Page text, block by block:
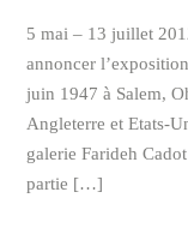
5 mai – 13 juillet
annoncer
juin 1947 à Salem,
Angleterre et Etats-
galerie Farideh
partie […]